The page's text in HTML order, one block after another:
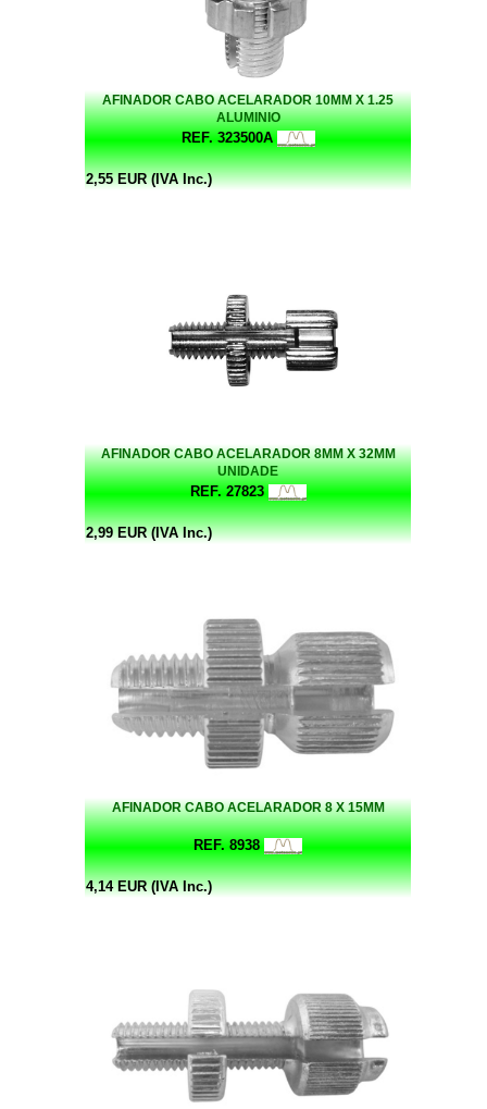
AFINADOR CABO ACELARADOR 10MM X 1.25
ALUMINIO
REF. 323500A
2,55 EUR (IVA Inc.)
AFINADOR CABO ACELARADOR 8MM X 32MM
UNIDADE
REF. 27823
2,99 EUR (IVA Inc.)
AFINADOR CABO ACELARADOR 8 X 15MM
REF. 8938
4,14 EUR (IVA Inc.)